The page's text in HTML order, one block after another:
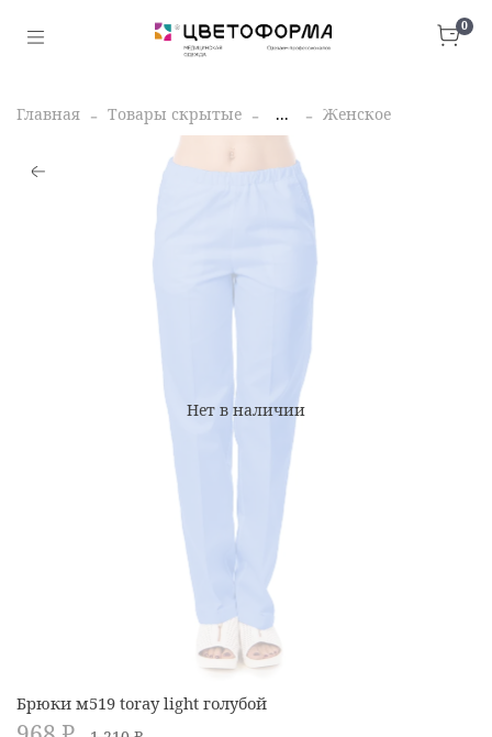
0
Главная Товары скрытые ... Женское
Нет в наличии
Брюки м519 toray light голубой